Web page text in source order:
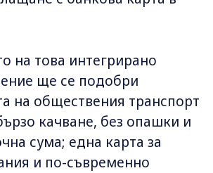
на това интегрирано
ще се подобри
на обществения транспорт
качване, без опашки и
сума; една карта за
и по-съвременно